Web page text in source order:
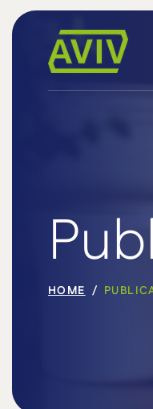
HOME